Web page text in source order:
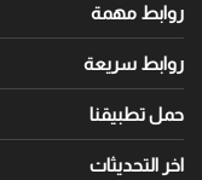
روابط مهمة
روابط سريعة
حمل تطبيقنا
اخر التحديثات